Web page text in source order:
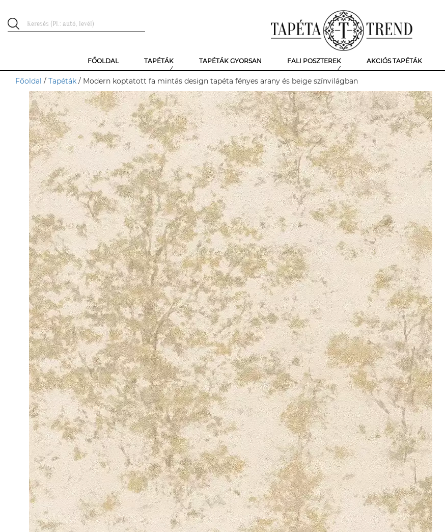
FŐOLDAL TAPÉTÁK TAPÉTÁK GYORSAN FALI POSZTEREK AKCIÓS TAPÉTÁK
Főoldal / Tapéták / Modern koptatott fa mintás design tapéta fényes arany és beige színvilágban